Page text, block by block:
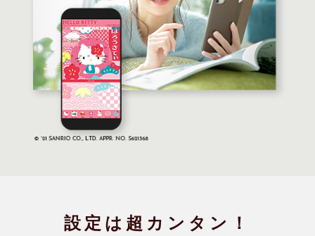
設定は 超カンタン！